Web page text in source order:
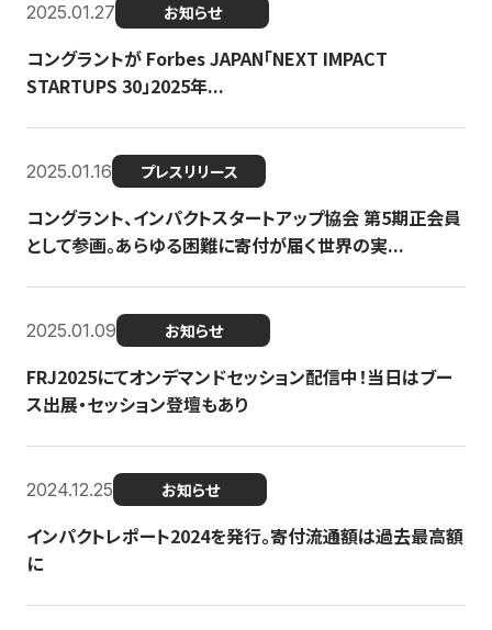
2025.01.27 お知らせ
コングラントが Forbes JAPAN「NEXT IMPACT
STARTUPS 30」2025年...
2025.01.16 プレスリリース
コングラント、インパクトスタートアップ協会 第5期正会員
として参画。あらゆる困難に寄付が届く世界の実...
2025.01.09 お知らせ
FRJ2025にてオンデマンドセッション配信中！当日はブー
ス出展・セッション登壇もあり
2024.12.25 お知らせ
インパクトレポート2024を発行。寄付流通額は過去最高額
に